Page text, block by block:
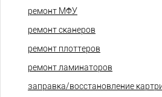
ремонт МФУ
ремонт сканеров
ремонт плоттеров
ремонт ламинаторов
заправка/восстановление